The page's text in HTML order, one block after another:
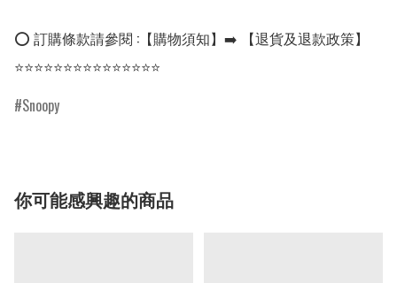
⭕ 訂購條款請參閱 :【購物須知】➡️ 【退貨及退款政策】
⭐⭐⭐⭐⭐⭐⭐⭐⭐⭐⭐⭐⭐⭐⭐
Snoopy
你可能感興趣的商品